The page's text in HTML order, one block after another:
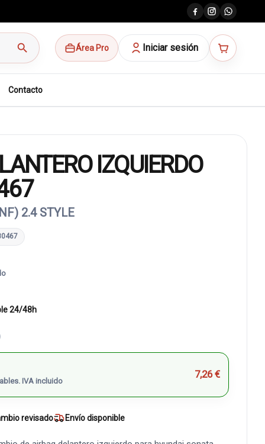
search Área Pro Iniciar sesión
Contacto
IZQUIERDO
2.4 STYLE
24/48h
IVA incluido
7,26 €
revisado Envío disponible